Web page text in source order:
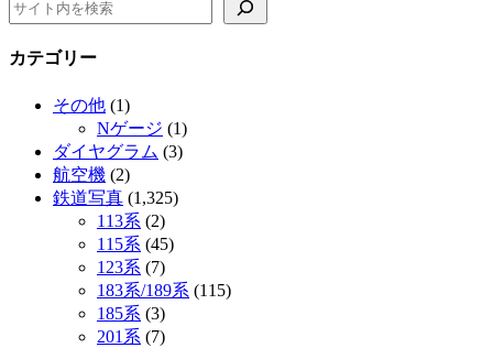
カテゴリー
その他 (1)
Nゲージ (1)
ダイヤグラム (3)
航空機 (2)
鉄道写真 (1,325)
113系 (2)
115系 (45)
123系 (7)
183系/189系 (115)
185系 (3)
201系 (7)